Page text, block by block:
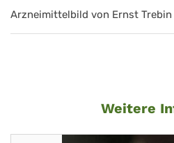
Arzneimittelbild von Ernst Trebin
Weitere